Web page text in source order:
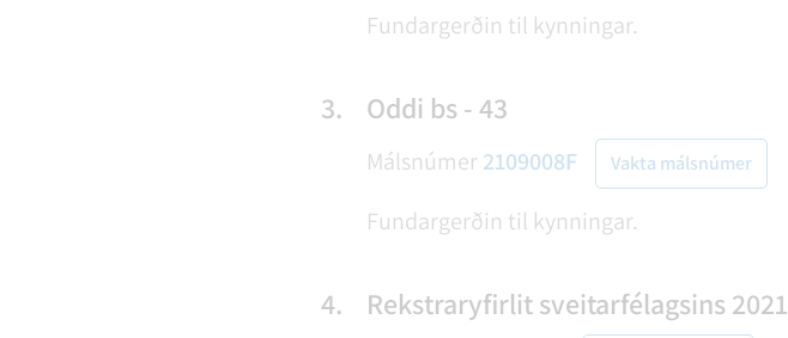
Fundargerðin til kynningar.
3. Oddi bs - 43
Málsnúmer2109008F Vakta málsnúmer
Fundargerðin til kynningar.
4. Rekstraryfirlit sveitarfélagsins 2021